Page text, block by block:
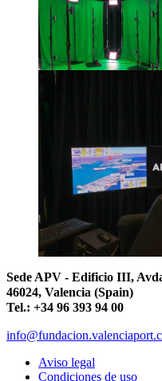
Sede APV - Edificio III,
46024, Valencia (Spain)
Tel.: +34 96 393 94 00
Aviso legal
Condiciones de uso